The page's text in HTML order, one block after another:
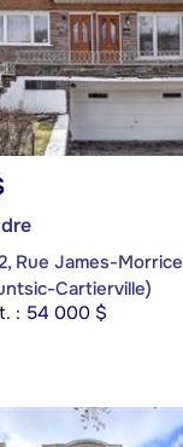
Rue James-Morrice
Cartierville)
: 54 000 $